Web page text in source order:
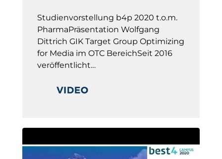
Studienvorstellung b4p 2020 t.o.m.
PharmaPräsentation Wolfgang
Dittrich GIK Target Group Optimizing
for Media im OTC BereichSeit 2016
veröffentlicht…